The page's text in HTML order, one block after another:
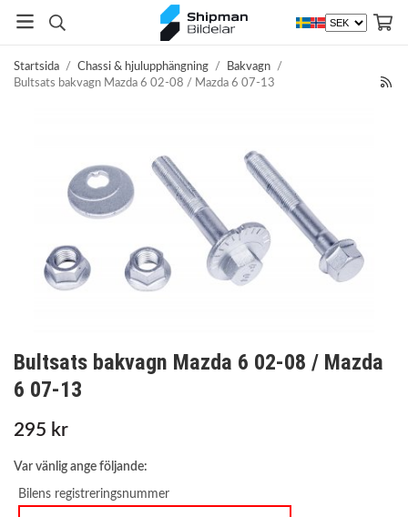
Startsida / Chassi & hjulupphängning / Bakvagn /
Bultsats bakvagn Mazda 6 02-08 / Mazda 6 07-13
Bultsats bakvagn Mazda 6 02-08 / Mazda
6 07-13
295 kr
Var vänlig ange följande:
Bilens registreringsnummer